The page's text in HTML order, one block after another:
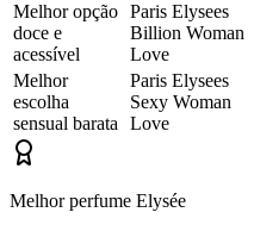
Melhor opção
doce e
acessível
Paris Elysees
Billion Woman
Love
Melhor
escolha
sensual barata
Paris Elysees
Sexy Woman
Love
Melhor perfume Elysée